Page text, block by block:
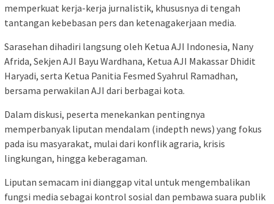
memperkuat kerja-kerja jurnalistik, khususnya di tengah
tantangan kebebasan pers dan ketenagakerjaan media.
Sarasehan dihadiri langsung oleh Ketua AJI Indonesia, Nany
Afrida, Sekjen AJI Bayu Wardhana, Ketua AJI Makassar Dhidit
Haryadi, serta Ketua Panitia Fesmed Syahrul Ramadhan,
bersama perwakilan AJI dari berbagai kota.
Dalam diskusi, peserta menekankan pentingnya
memperbanyak liputan mendalam (indepth news) yang fokus
pada isu masyarakat, mulai dari konflik agraria, krisis
lingkungan, hingga keberagaman.
Liputan semacam ini dianggap vital untuk mengembalikan
fungsi media sebagai kontrol sosial dan pembawa suara publik